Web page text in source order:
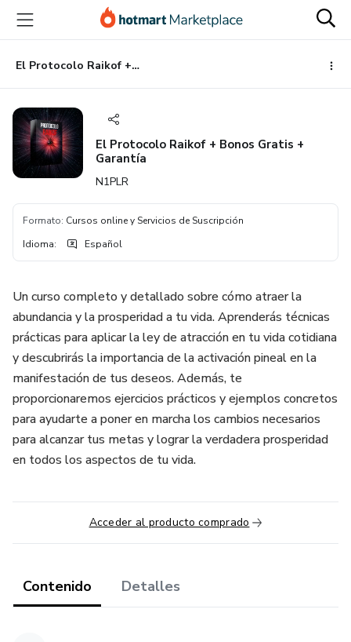
principal
página
de
página
El Protocolo Raikof + Bonos Gratis + Garantía
El Protocolo Raikof + Bonos Gratis +
Garantía
N1PLR
Formato: Cursos online y Servicios de Suscripción
Idioma: Español
Un curso completo y detallado sobre cómo atraer la
abundancia y la prosperidad a tu vida. Aprenderás técnicas
prácticas para aplicar la ley de atracción en tu vida cotidiana
y descubrirás la importancia de la activación pineal en la
manifestación de tus deseos. Además, te
proporcionaremos ejercicios prácticos y ejemplos concretos
para ayudarte a poner en marcha los cambios necesarios
para alcanzar tus metas y lograr la verdadera prosperidad
en todos los aspectos de tu vida.
Acceder al producto comprado
Contenido Detalles